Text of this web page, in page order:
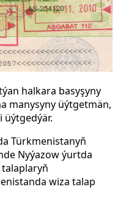
halkara basyşyny
manysyny üýtgetmän,
üýtgedýär.
Türkmenistanyň
Nyýazow ýurtda
wiza talap